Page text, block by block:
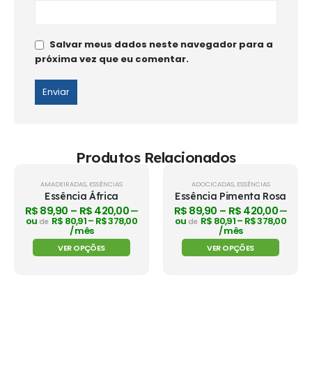
Salvar meus dados neste navegador para a
próxima vez que eu comentar.
Produtos Relacionados
AMADEIRADAS, ESSÊNCIAS
Essência África
R$89,90 – R$420,00—
ou de R$ 80,91– R$378,00
/ mês
VER OPÇÕES
ADOCICADAS, ESSÊNCIAS
Essência Pimenta Rosa
R$89,90 – R$420,00—
ou de R$ 80,91– R$378,00
/ mês
VER OPÇÕES